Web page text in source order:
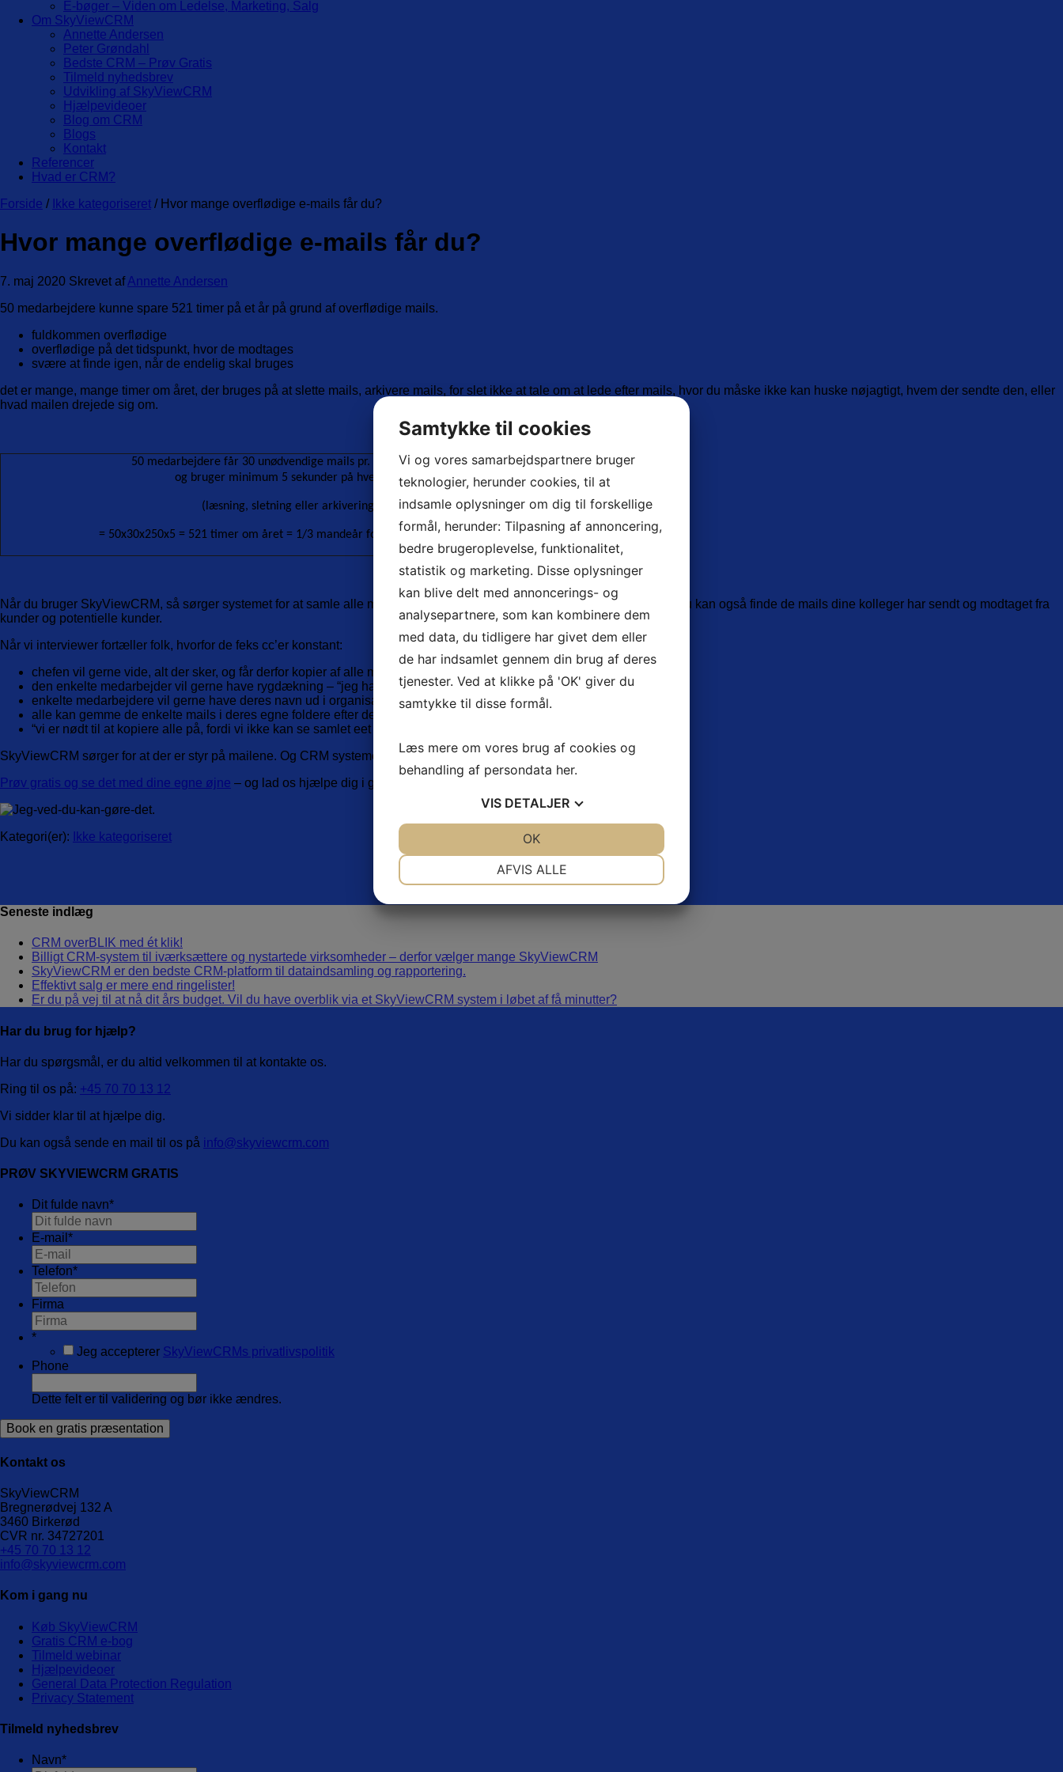
E-bøger – Viden om Ledelse, Marketing, Salg
Om SkyViewCRM
Annette Andersen
Peter Grøndahl
Bedste CRM – Prøv Gratis
Tilmeld nyhedsbrev
Udvikling af SkyViewCRM
Hjælpevideoer
Blog om CRM
Blogs
Kontakt
Referencer
Hvad er CRM?
Forside / Ikke kategoriseret / Hvor mange overflødige e-mails får du?
Hvor mange overflødige e-mails får du?
7. maj 2020 Skrevet afAnnette Andersen
50 medarbejdere kunne spare 521 timer på et år på grund af overflødige mails.
fuldkommen overflødige
overflødige på det tidspunkt, hvor de modtages
svære at finde igen, når de endelig skal bruges
det er mange, mange timer om året, der bruges på at slette mails, arkivere mails, for slet ikke at tale om at lede efter mails, hvor du måske ikke kan huske nøjagtigt, hvem der sendte den, eller
hvad mailen drejede sig om.
50 medarbejdere får 30 unødvendige mails pr. dag i 250 dage
og bruger minimum 5 sekunder på hver mail
(læsning, sletning eller arkivering)
= 50x30x250x5 = 521 timer om året = 1/3 mandeår for denne virksomhed.
Når du bruger SkyViewCRM, så sørger systemet for at samle alle mails på de rigtige steder, så du kan finde dem igen, og du kan også finde de mails dine kolleger har sendt og modtaget fra
kunder og potentielle kunder.
Når vi interviewer fortæller folk, hvorfor de feks cc’er konstant:
chefen vil gerne vide, alt der sker, og får derfor kopier af alle mails
den enkelte medarbejder vil gerne have rygdækning – “jeg har jo sendt dig en kopi, derfor formodes du at vide….”
enkelte medarbejdere vil gerne have deres navn ud i organisationen ofte, så alle kan se, de er på around the clock
alle kan gemme de enkelte mails i deres egne foldere efter deres egne arkiveringssystemer
“vi er nødt til at kopiere alle på, fordi vi ikke kan se samlet eet sted, hvad der sker med en kunde”
SkyViewCRM sørger for at der er styr på mailene. Og CRM systemet sættes op på få minutter.
Prøv gratis og se det med dine egne øjne – og lad os hjælpe dig i gang.
Kategori(er): Ikke kategoriseret
Seneste indlæg
CRM overBLIK med ét klik!
Billigt CRM-system til iværksættere og nystartede virksomheder – derfor vælger mange SkyViewCRM
SkyViewCRM er den bedste CRM-platform til dataindsamling og rapportering.
Effektivt salg er mere end ringelister!
Er du på vej til at nå dit års budget. Vil du have overblik via et SkyViewCRM system i løbet af få minutter?
Har du brug for hjælp?
Har du spørgsmål, er du altid velkommen til at kontakte os.
Ring til os på: +45 70 70 13 12
Vi sidder klar til at hjælpe dig.
Du kan også sende en mail til os på info@skyviewcrm.com
PRØV SKYVIEWCRM GRATIS
Dit fulde navn*
E-mail *
Telefon*
Firma
*
Jeg accepterer SkyViewCRMs privatlivspolitik
Phone
Dette felt er til validering og bør ikke ændres.
Kontakt os
SkyViewCRM
Bregnerødvej 132 A
3460 Birkerød
CVR nr. 34727201
+45 70 70 13 12
info@skyviewcrm.com
Kom i gang nu
Køb SkyViewCRM
Gratis CRM e-bog
Tilmeld webinar
Hjælpevideoer
General Data Protection Regulation
Privacy Statement
Tilmeld nyhedsbrev
Navn*
Samtykke til cookies
Vi og vores samarbejdspartnere bruger
teknologier, herunder cookies, til at
indsamle oplysninger om dig til forskellige
formål, herunder: Tilpasning af annoncering,
bedre brugeroplevelse, funktionalitet,
statistik og marketing. Disse oplysninger
kan blive delt med annoncerings- og
analysepartnere, som kan kombinere dem
med data, du tidligere har givet dem eller
de har indsamlet gennem din brug af deres
tjenester. Ved at klikke på 'OK' giver du
samtykke til disse formål.
Læs mere om vores brug af cookies og
behandling af persondata her.
VIS DETALJER
AFVIS ALLE
OK